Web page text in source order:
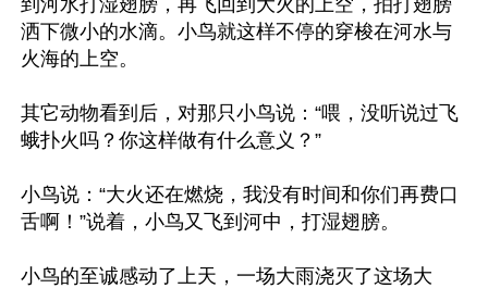
洒下微小的水滴。小鸟就这样不停的穿梭在河水与
火海的上空。
其它动物看到后，对那只小鸟说：“喂，没听说过飞
蛾扑火吗？你这样做有什么意义？”
小鸟说：“大火还在燃烧，我没有时间和你们再费口
舌啊！”说着，小鸟又飞到河中，打湿翅膀。
小鸟的至诚感动了上天，一场大雨浇灭了这场大